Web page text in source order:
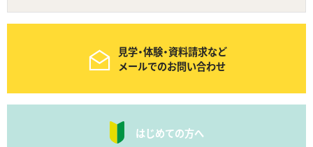
見学・体験・資料請求など
メールでのお問い合わせ
はじめての方へ